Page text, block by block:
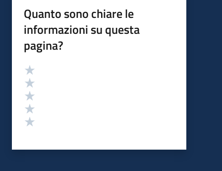
Quanto sono chiare le
informazioni su questa
pagina?
Valutazione